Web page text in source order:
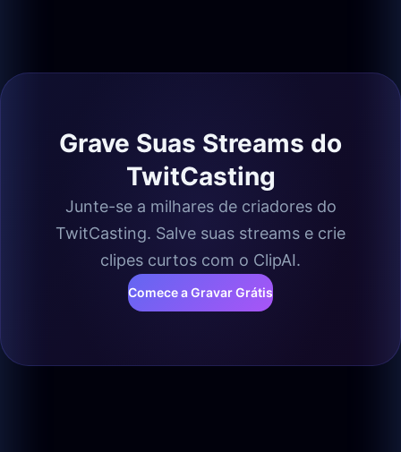
Grave Suas Streams do
TwitCasting
Junte-se a milhares de criadores do
TwitCasting. Salve suas streams e crie
clipes curtos com o ClipAI.
Comece a Gravar Grátis